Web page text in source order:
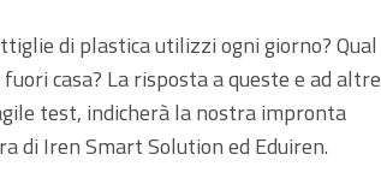
di plastica utilizzi ogni giorno? Qual
casa? La risposta a queste e ad altre
test, indicherà la nostra impronta
di Iren Smart Solution ed Eduiren.